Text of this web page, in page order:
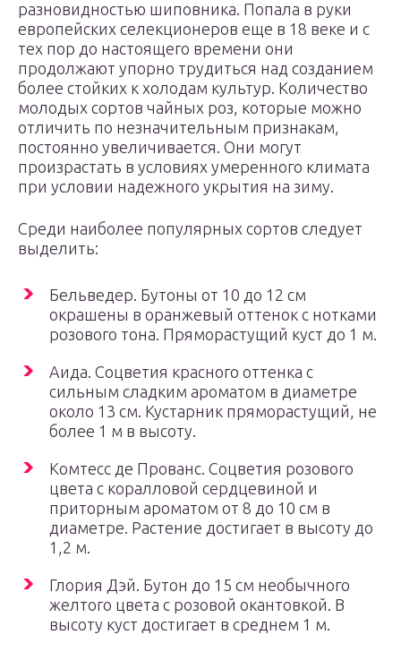
разновидностью шиповника. Попала в руки
европейских селекционеров еще в 18 веке и с
тех пор до настоящего времени они
продолжают упорно трудиться над созданием
более стойких к холодам культур. Количество
молодых сортов чайных роз, которые можно
отличить по незначительным признакам,
постоянно увеличивается. Они могут
произрастать в условиях умеренного климата
при условии надежного укрытия на зиму.
Среди наиболее популярных сортов следует
выделить:
Бельведер. Бутоны от 10 до 12 см
окрашены в оранжевый оттенок с нотками
розового тона. Пряморастущий куст до 1 м.
Аида. Соцветия красного оттенка с
сильным сладким ароматом в диаметре
около 13 см. Кустарник пряморастущий, не
более 1 м в высоту.
Комтесс де Прованс. Соцветия розового
цвета с коралловой сердцевиной и
приторным ароматом от 8 до 10 см в
диаметре. Растение достигает в высоту до
1,2 м.
Глория Дэй. Бутон до 15 см необычного
желтого цвета с розовой окантовкой. В
высоту куст достигает в среднем 1 м.